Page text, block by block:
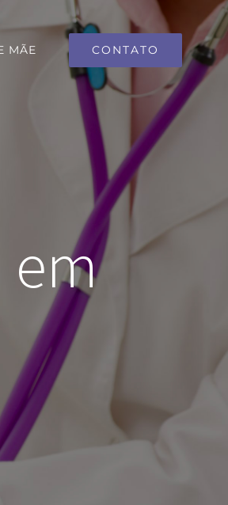
MÃE CONTATO
em